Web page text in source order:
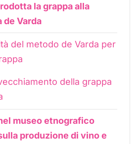
la grappa alla
Varda
del metodo de Varda per
della grappa
museo etnografico
produzione di vino e